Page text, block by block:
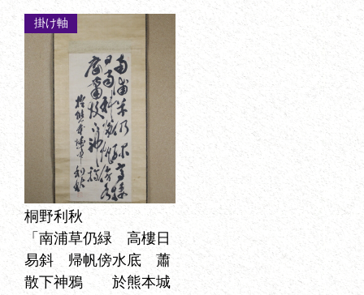
掛け軸
桐野利秋
「南浦草仍緑 高樓日
易斜 帰帆傍水底 蕭
散下神鴉 於熊本城